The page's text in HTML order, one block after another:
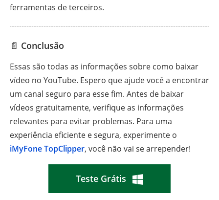
ferramentas de terceiros.
📄 Conclusão
Essas são todas as informações sobre como baixar
vídeo no YouTube. Espero que ajude você a encontrar
um canal seguro para esse fim. Antes de baixar
vídeos gratuitamente, verifique as informações
relevantes para evitar problemas. Para uma
experiência eficiente e segura, experimente o
iMyFone TopClipper, você não vai se arrepender!
Teste Grátis